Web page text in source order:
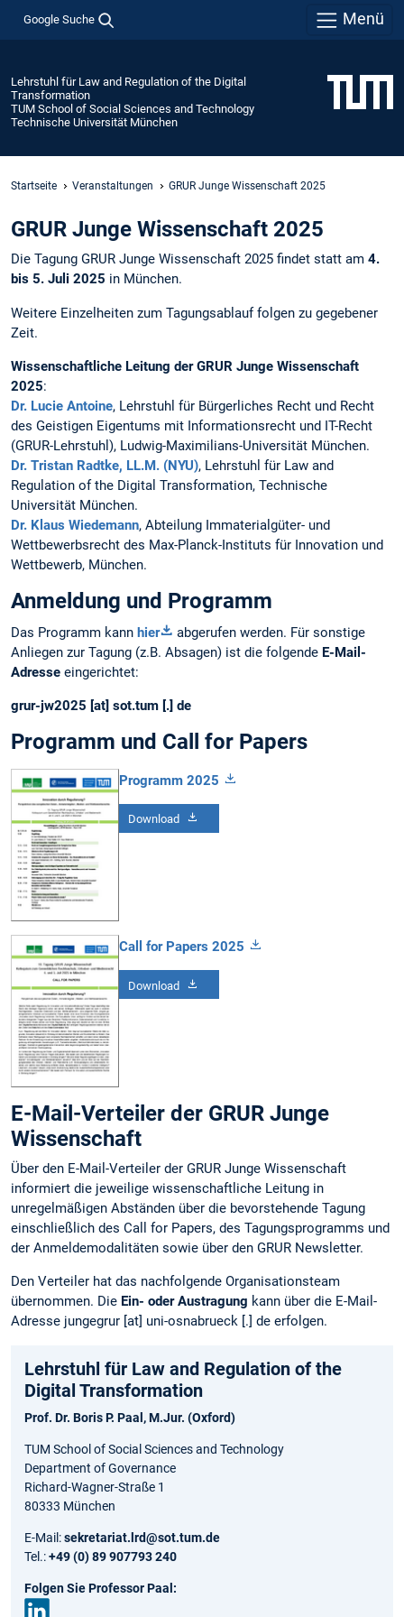
Google Suche Menü
Lehrstuhl für Law and Regulation of the Digital
Transformation
TUM School of Social Sciences and Technology
Technische Universität München
Startseite Veranstaltungen GRUR Junge Wissenschaft 2025
GRUR Junge Wissenschaft 2025
Die Tagung GRUR Junge Wissenschaft 2025 findet statt am 4.
bis 5. Juli 2025 in München.
Weitere Einzelheiten zum Tagungsablauf folgen zu gegebener
Zeit.
Wissenschaftliche Leitung der GRUR Junge Wissenschaft
2025:
Dr. Lucie Antoine, Lehrstuhl für Bürgerliches Recht und Recht
des Geistigen Eigentums mit Informationsrecht und IT-Recht
(GRUR-Lehrstuhl), Ludwig-Maximilians-Universität München.
Dr. Tristan Radtke, LL.M. (NYU), Lehrstuhl für Law and
Regulation of the Digital Transformation, Technische
Universität München.
Dr. Klaus Wiedemann, Abteilung Immaterialgüter- und
Wettbewerbsrecht des Max-Planck-Instituts für Innovation und
Wettbewerb, München.
Anmeldung und Programm
Das Programm kann hier
abgerufen werden. Für sonstige
Anliegen zur Tagung (z.B. Absagen) ist die folgende E-Mail-
Adresse eingerichtet:
grur-jw2025 [at] sot.tum [.] de
Programm und Call for Papers
Programm 2025
Download
Call for Papers 2025
Download
E-Mail-Verteiler der GRUR Junge
Wissenschaft
Über den E-Mail-Verteiler der GRUR Junge Wissenschaft
informiert die jeweilige wissenschaftliche Leitung in
unregelmäßigen Abständen über die bevorstehende Tagung
einschließlich des Call for Papers, des Tagungsprogramms und
der Anmeldemodalitäten sowie über den GRUR Newsletter.
Den Verteiler hat das nachfolgende Organisationsteam
übernommen. Die Ein- oder Austragung kann über die E-Mail-
Adresse jungegrur [at] uni-osnabrueck [.] de erfolgen.
Lehrstuhl für Law and Regulation of the
Digital Transformation
Prof. Dr. Boris P. Paal, M.Jur. (Oxford)
TUM School of Social Sciences and Technology
Department of Governance
Richard-Wagner-Straße 1
80333 München
E-Mail:sekretariat.lrd@sot.tum.de
Tel.:+49 (0) 89 907793 240
Folgen Sie Professor Paal: